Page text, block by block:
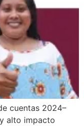
cuentas 2024–
alto impacto